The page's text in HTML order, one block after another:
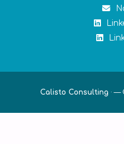
Calisto Consulting ·—